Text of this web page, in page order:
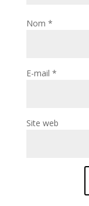
Nom *
E-mail *
Site web